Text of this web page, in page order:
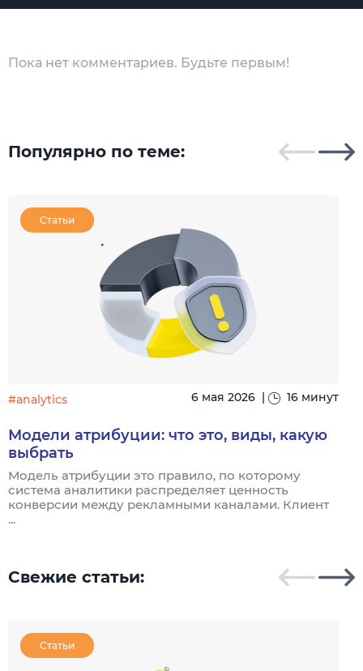
Пока нет комментариев. Будьте первым!
Популярно по теме:
Статьи
#analytics 6 мая 2026 | 16 минут
Модели атрибуции: что это, виды, какую
выбрать
Модель атрибуции это правило, по которому
система аналитики распределяет ценность
конверсии между рекламными каналами. Клиент
...
Свежие статьи:
Статьи